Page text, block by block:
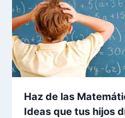
Haz de las
Ideas que tus hijos